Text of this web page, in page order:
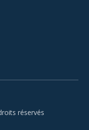
réservés